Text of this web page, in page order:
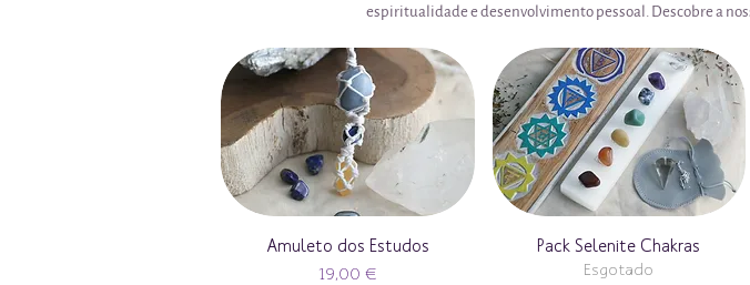
espiritualidade e desenvolvimento pessoal. Descobre a
Amuleto dos Estudos
Preço
19,00 €
Pack Selenite Chakras
Esgotado